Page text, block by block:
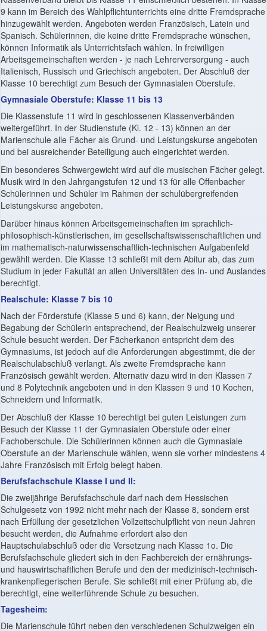
9 kann im Bereich des Wahlpflichtunterrichts eine dritte Fremdsprache
hinzugewählt werden. Angeboten werden Französisch, Latein und
Spanisch. Schülerinnen, die keine dritte Fremdsprache wünschen,
können Informatik als Unterrichtsfach wählen. In freiwilligen
Arbeitsgemeinschaften werden - je nach Lehrerversorgung - auch
Italienisch, Russisch und Griechisch angeboten. Der Abschluß der
Klasse 10 berechtigt zum Besuch der Gymnasialen Oberstufe.
Gymnasiale Oberstufe: Klasse 11 bis 13
Die Klassenstufe 11 wird in geschlossenen Klassenverbänden
weitergeführt. In der Studienstufe (Kl. 12 - 13) können an der
Marienschule alle Fächer als Grund- und Leistungskurse angeboten
und bei ausreichender Beteiligung auch eingerichtet werden.
Ein besonderes Schwergewicht wird auf die musischen Fächer gelegt.
Musik wird in den Jahrgangstufen 12 und 13 für alle Offenbacher
Schülerinnen und Schüler im Rahmen der schulübergreifenden
Leistungskurse angeboten.
Darüber hinaus können Arbeitsgemeinschaften im sprachlich-
philosophisch-künstlerischen, im gesellschaftswissenschaftlichen und
im mathematisch-naturwissenschaftlich-technischen Aufgabenfeld
gewählt werden. Die Klasse 13 schließt mit dem Abitur ab, das zum
Studium in jeder Fakultät an allen Universitäten des In- und Auslandes
berechtigt.
Realschule: Klasse 7 bis 10
Nach der Förderstufe (Klasse 5 und 6) kann, der Neigung und
Begabung der Schülerin entsprechend, der Realschulzweig unserer
Schule besucht werden. Der Fächerkanon entspricht dem des
Gymnasiums, ist jedoch auf die Anforderungen abgestimmt, die der
Realschulabschluß verlangt. Als zweite Fremdsprache kann
Französisch gewählt werden. Alternativ dazu wird in den Klassen 7
und 8 Polytechnik angeboten und in den Klassen 9 und 10 Kochen,
Schneidern und Informatik.
Der Abschluß der Klasse 10 berechtigt bei guten Leistungen zum
Besuch der Klasse 11 der Gymnasialen Oberstufe oder einer
Fachoberschule. Die Schülerinnen können auch die Gymnasiale
Oberstufe an der Marienschule wählen, wenn sie vorher mindestens 4
Jahre Französisch mit Erfolg belegt haben.
Berufsfachschule Klasse I und II:
Die zweijährige Berufsfachschule darf nach dem Hessischen
Schulgesetz von 1992 nicht mehr nach der Klasse 8, sondern erst
nach Erfüllung der gesetzlichen Vollzeitschulpflicht von neun Jahren
besucht werden, die Aufnahme erfordert also den
Hauptschulabschluß oder die Versetzung nach Klasse 1o. Die
Berufsfachschule gliedert sich in den Fachbereich der ernährungs-
und hauswirtschaftlichen Berufe und den der medizinisch-technisch-
krankenpflegerischen Berufe. Sie schließt mit einer Prüfung ab, die
berechtigt, eine weiterführende Schule zu besuchen.
Tagesheim:
Die Marienschule führt neben den verschiedenen Schulzweigen ein